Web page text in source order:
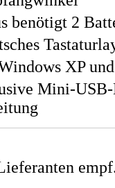
benötigt 2
XP
Mini-USB-